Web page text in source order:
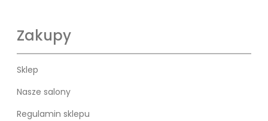
Zakupy
Sklep
Nasze salony
Regulamin sklepu